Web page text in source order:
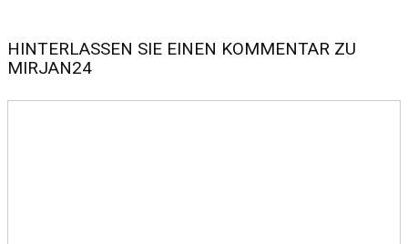
HINTERLASSEN SIE EINEN KOMMENTAR ZU
MIRJAN24